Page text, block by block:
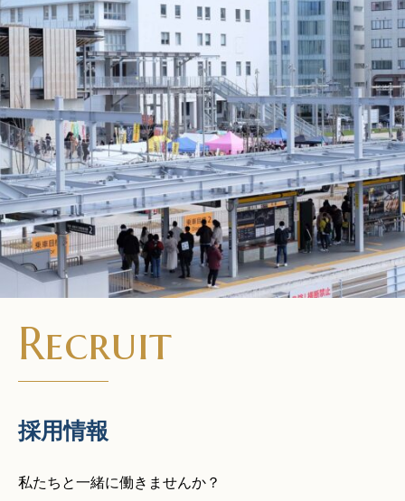
Recruit
採用情報
私たちと一緒に働きませんか？